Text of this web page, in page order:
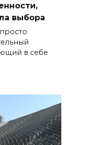
выбора
в себе